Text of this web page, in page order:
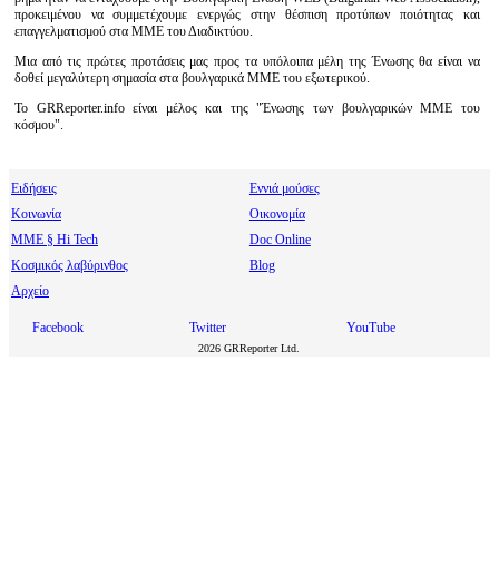
προκειμένου να συμμετέχουμε ενεργώς στην θέσπιση προτύπων ποιότητας και
επαγγελματισμού στα ΜΜΕ του Διαδικτύου.
Μια από τις πρώτες προτάσεις μας προς τα υπόλοιπα μέλη της Ένωσης θα είναι να
δοθεί μεγαλύτερη σημασία στα βουλγαρικά ΜΜΕ του εξωτερικού.
Το GRReporter.info είναι μέλος και της "Ένωσης των βουλγαρικών ΜΜΕ του
κόσμου".
Ειδήσεις
Εννιά μούσες
Κοινωνία
Οικονομία
МΜΕ § Hi Tech
Doc Online
Κοσμικός λαβύρινθος
Blog
Αρχείο
Facebook Twitter YouTube
2026 GRReporter Ltd.